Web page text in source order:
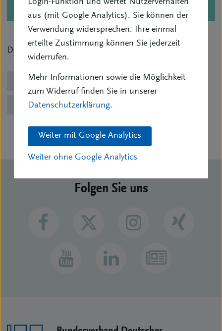
aus (mit Google Analytics). Sie können der
Verwendung widersprechen. Ihre einmal
erteilte Zustimmung können Sie jederzeit
widerrufen.
Mehr Informationen sowie die Möglichkeit
zum Widerruf finden Sie in unserer
Datenschutzerklärung.
Weiter mit Google Analytics
Weiter ohne Google Analytics
Den Artikel finden Sie imDownload Center
Thema "Betriebsvergleich"
Themenübersicht
Folgen Sie uns